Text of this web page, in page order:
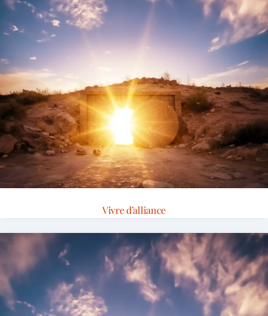
Vivre d’alliance